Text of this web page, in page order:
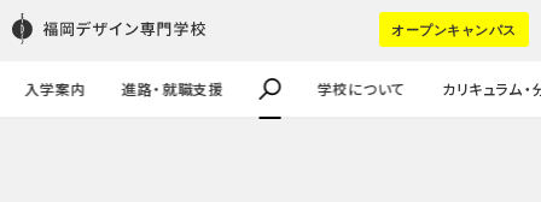
入学案内 進路・就職支援 学校について カリキュラム・
HOT WORD : オープンキャンパス